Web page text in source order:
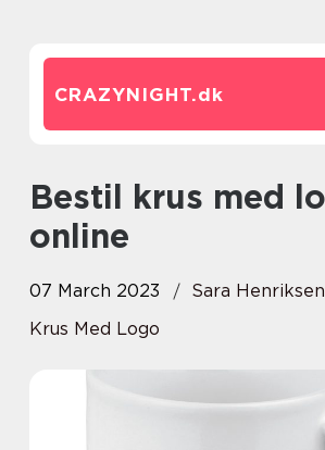
CRAZYNIGHT.dk
Bestil krus med logo
online
07 March 2023
Sara Henriksen
Krus Med Logo